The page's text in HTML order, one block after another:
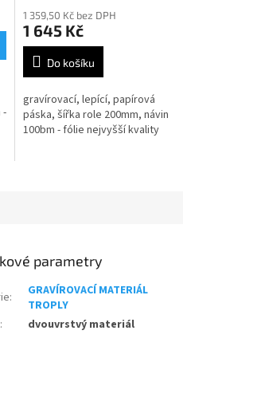
-
role 20cm návin 100bm
1 359,50 Kč bez DPH
1 645 Kč
Do košíku
gravírovací, lepící, papírová
páska, šířka role 200mm, návin
100bm - fólie nejvyšší kvality
parametry
:
GRAVÍROVACÍ MATERIÁL
TROPLY
: dvouvrstvý materiál